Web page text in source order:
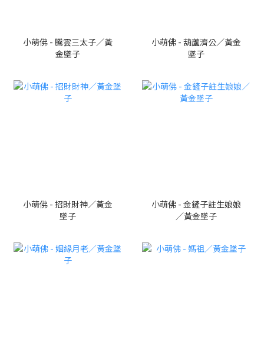
小萌佛 - 騰雲三太子／黃
金墜子
小萌佛 - 葫蘆濟公／黃金
墜子
小萌佛 - 招財財神／黃金
墜子
小萌佛 - 金鏟子註生娘娘
／黃金墜子